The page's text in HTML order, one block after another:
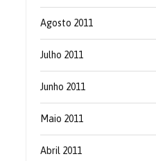
Agosto 2011
Julho 2011
Junho 2011
Maio 2011
Abril 2011